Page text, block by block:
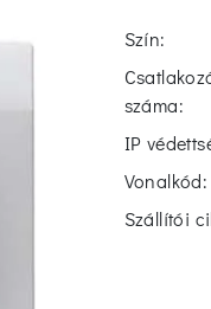
Szín:
száma:
IP
Vonalkód:
Szállítói